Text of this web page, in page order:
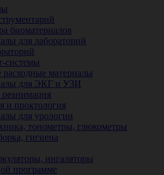
биоматериалов
для лабораторий
системы
расходные материалы
для ЭКГ и УЗИ
реанимация
и проктология
для урологии
тонометры, глюкометры
гигиена
ингаляторы
программе